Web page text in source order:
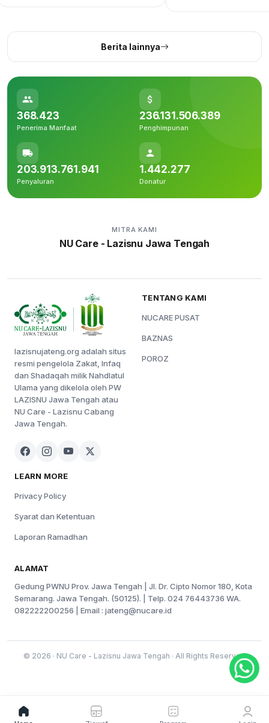
Berita lainnya
368.423
Penerima Manfaat
236.131.506.389
Penghimpunan
203.913.761.941
Penyaluran
1.442.277
Donatur
MITRA KAMI
NU Care - Lazisnu Jawa Tengah
lazisnujateng.org adalah situs
resmi pengelola Zakat, Infaq
dan Shadaqah milik Nahdlatul
Ulama yang dikelola oleh PW
LAZISNU Jawa Tengah atau
NU Care - Lazisnu Cabang
Jawa Tengah.
TENTANG KAMI
NUCARE PUSAT
BAZNAS
POROZ
LEARN MORE
Privacy Policy
Syarat dan Ketentuan
Laporan Ramadhan
ALAMAT
Gedung PWNU Prov. Jawa Tengah | Jl. Dr. Cipto Nomor 180, Kota
Semarang. Jawa Tengah. (50125). | Telp. 024 76443736 WA.
082222200256 | Email : jateng@nucare.id
© 2026 · NU Care - Lazisnu Jawa Tengah · All Rights Reserved